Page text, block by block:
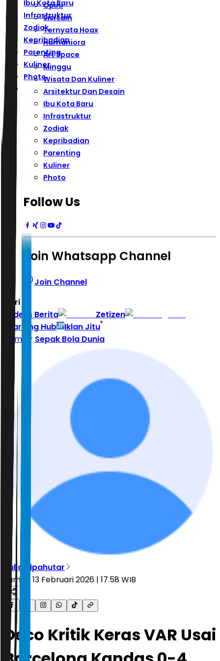
Ibu Kota Baru
Infrastruktur
Zodiak
Kepribadian
Parenting
Kuliner
Photo
Opini
Sisi Lain
Ternyata Hoax
Humaniora
Art Space
Minggu
Wisata Dan Kuliner
Arsitektur Dan Desain
Ibu Kota Baru
Infrastruktur
Zodiak
Kepribadian
Parenting
Kuliner
Photo
Follow Us
Join Whatsapp Channel
Join Channel
Hari ini
Indeks Berita
Zetizen
Learning Hub
Iklan Jitu
Home
Sepak Bola Dunia
Julio Sipahutar
Jumat, 13 Februari 2026 | 17.58 WIB
Deco Kritik Keras VAR Usai